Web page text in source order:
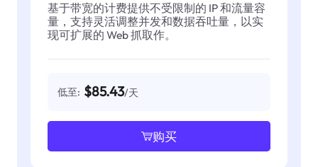
基于带宽的计费提供不受限制的 IP 和流量容
量，支持灵活调整并发和数据吞吐量，以实
现可扩展的 Web 抓取作。
低至: $85.43/天
购买